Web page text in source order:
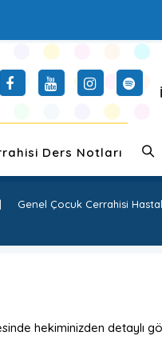
Ders Notları
| Genel Çocuk Cerrahisi
hekiminizden detaylı